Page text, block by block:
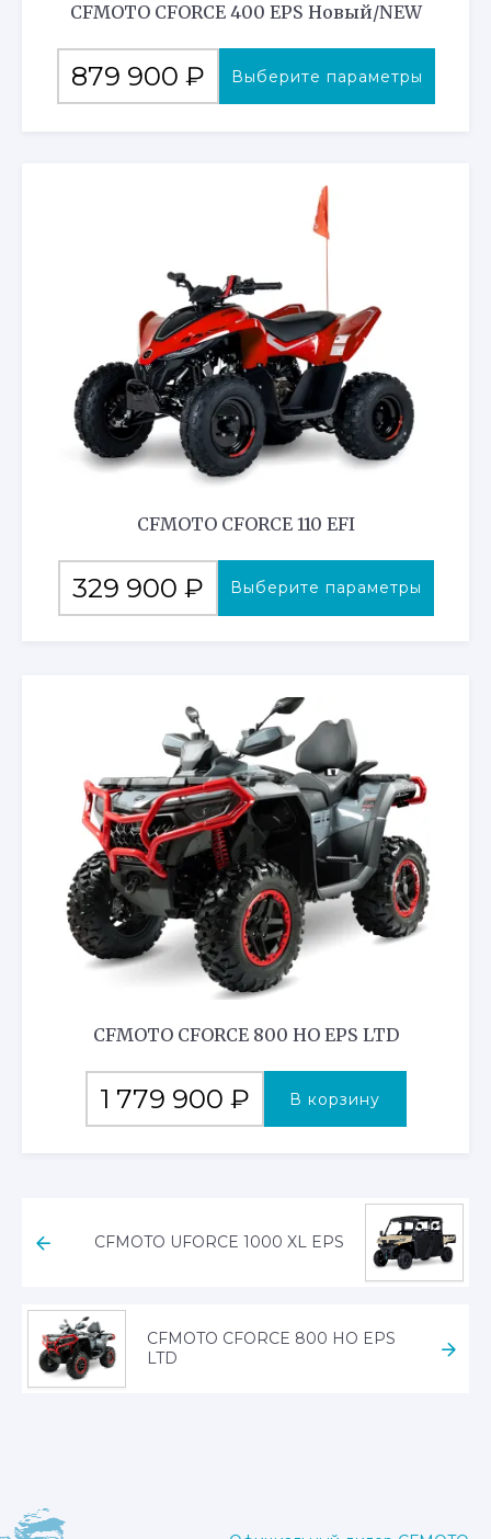
CFMOTO CFORCE 400 EPS Новый/NEW
879 900 ₽ Выберите параметры
вариаций.
на
странице
товара.
CFMOTO CFORCE 110 EFI
329 900 ₽ Выберите параметры
вариаций.
Опции
можно
выбрать
на
странице
товара.
CFMOTO CFORCE 800 HO EPS LTD
1 779 900 ₽ В корзину
CFMOTO UFORCE 1000 XL EPS
CFMOTO CFORCE 800 HO EPS
LTD